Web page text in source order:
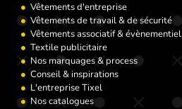
Vêtements d'entreprise
Vêtements de travail & de sécurité
Vêtements associatif & évènementiel
Textile publicitaire
Nos marquages & process
Conseil & inspirations
L'entreprise Tixel
Nos catalogues